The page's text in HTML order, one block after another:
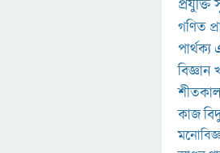
প্রযুক্তি
গণিত
পার্থক্য
বিজ্ঞান
কাজ